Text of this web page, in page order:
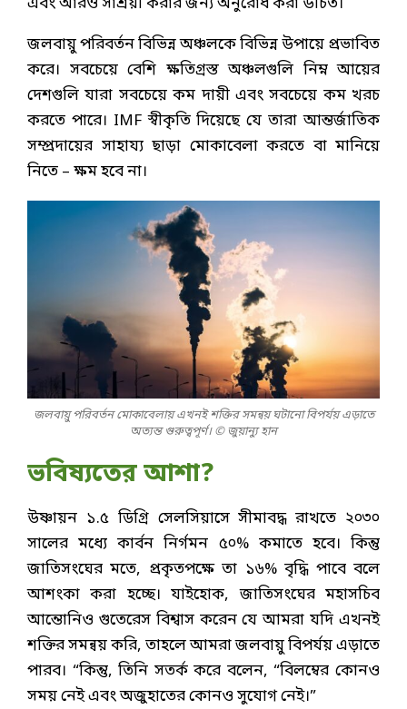
জলবায়ু পরিবর্তন বিভিন্ন অঞ্চলকে বিভিন্ন উপায়ে প্রভাবিত
করে। সবচেয়ে বেশি ক্ষতিগ্রস্ত অঞ্চলগুলি নিম্ন আয়ের
দেশগুলি যারা সবচেয়ে কম দায়ী এবং সবচেয়ে কম খরচ
করতে পারে। IMF স্বীকৃতি দিয়েছে যে তারা আন্তর্জাতিক
সম্প্রদায়ের সাহায্য ছাড়া মোকাবেলা করতে বা মানিয়ে
নিতে – ক্ষম হবে না।
জলবায়ু পরিবর্তন মোকাবেলায় এখনই শক্তির সমন্বয় ঘটানো বিপর্যয় এড়াতে
অত্যন্ত গুরুত্বপূর্ণ। © জুয়ান্যু হান
ভবিষ্যতের আশা?
উষ্ণায়ন ১.৫ ডিগ্রি সেলসিয়াসে সীমাবদ্ধ রাখতে ২০৩০
সালের মধ্যে কার্বন নির্গমন ৫০% কমাতে হবে। কিন্তু
জাতিসংঘের মতে, প্রকৃতপক্ষে তা ১৬% বৃদ্ধি পাবে বলে
আশংকা করা হচ্ছে। যাইহোক, জাতিসংঘের মহাসচিব
আন্তোনিও গুতেরেস বিশ্বাস করেন যে আমরা যদি এখনই
শক্তির সমন্বয় করি, তাহলে আমরা জলবায়ু বিপর্যয় এড়াতে
পারব। “কিন্তু, তিনি সতর্ক করে বলেন, “বিলম্বের কোনও
সময় নেই এবং অজুহাতের কোনও সুযোগ নেই।”